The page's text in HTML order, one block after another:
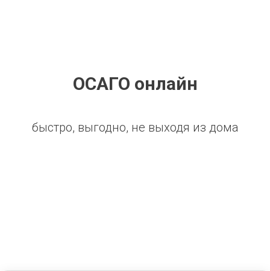
ОСАГО онлайн
быстро, выгодно, не выходя из дома